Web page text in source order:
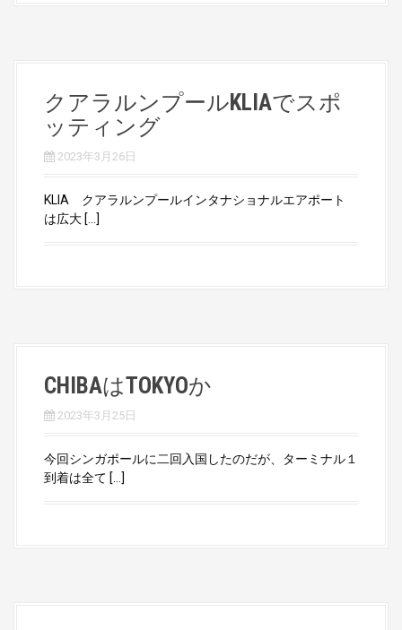
クアラルンプールKLIAでスポ
ッティング
2023年3月26日
KLIA クアラルンプールインタナショナルエアポート
は広大 […]
CHIBAはTOKYOか
2023年3月25日
今回シンガポールに二回入国したのだが、ターミナル１
到着は全て […]